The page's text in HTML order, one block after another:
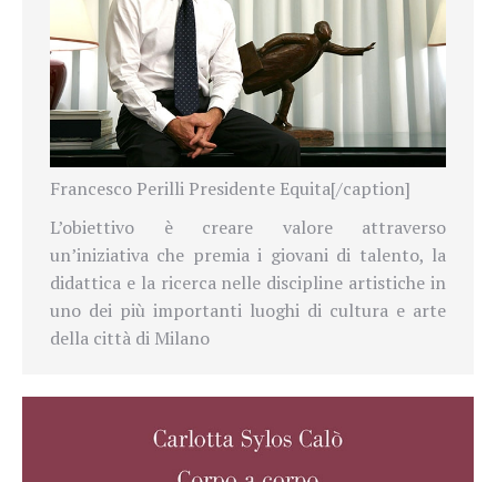
Francesco Perilli Presidente Equita[/caption]
L’obiettivo è creare valore attraverso
un’iniziativa che premia i giovani di talento, la
didattica e la ricerca nelle discipline artistiche in
uno dei più importanti luoghi di cultura e arte
della città di Milano